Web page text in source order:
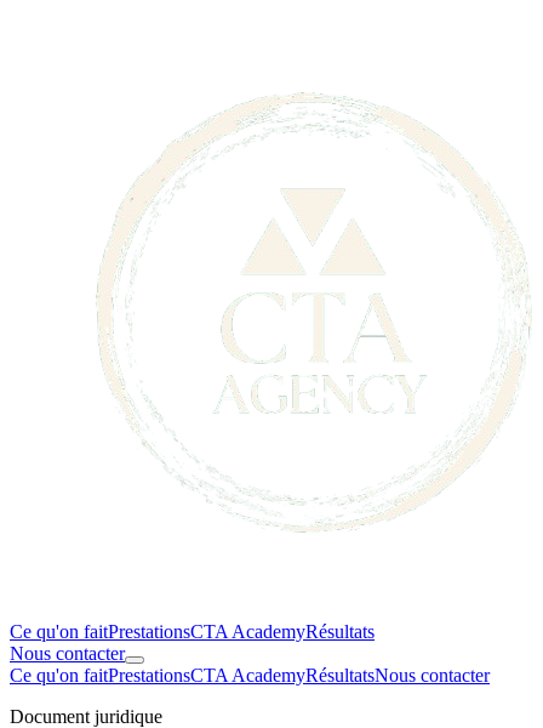
Ce qu'on faitPrestationsCTA AcademyRésultats
Nous contacter
Ce qu'on faitPrestationsCTA AcademyRésultatsNous contacter
Document juridique